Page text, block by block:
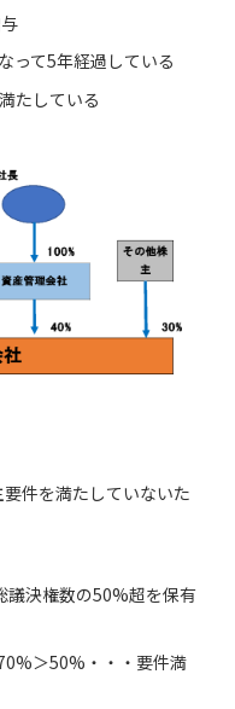
って5年経過している
たしている
件を満たしていないた
議決権数の50%超を保有
＞50%・・・要件満